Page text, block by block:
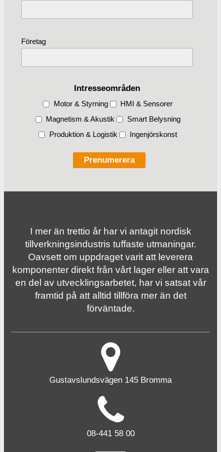
Företag
Intresseområden
Motor & Styrning
HMI & Sensorer
Magnetism & Akustik
Smart Belysning
Produktion & Logistik
Ingenjörskonst
I mer än trettio år har vi antagit nordisk
tillverknings­industris tuffaste utmaningar.
Oavsett om uppdraget varit att leverera
komponenter direkt från vårt lager eller att vara
en del av utvecklingsarbetet, har vi satsat vår
framtid på att alltid tillföra mer än det
förväntade.
Gustavslundsvägen 145 Bromma
08-441 58 00